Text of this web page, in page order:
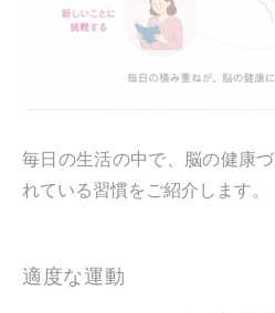
毎日の生活の中で、脳の健康
れている習慣をご紹介します。
適度な運動